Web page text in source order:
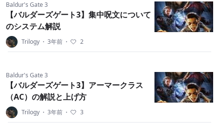
Baldur's Gate 3
【バルダーズゲート3】集中呪文について
のシステム解説
Trilogy ・ 3年前 ・ 2
Baldur's Gate 3
【バルダーズゲート3】アーマークラス
（AC）の解説と上げ方
Trilogy ・ 3年前 ・ 3